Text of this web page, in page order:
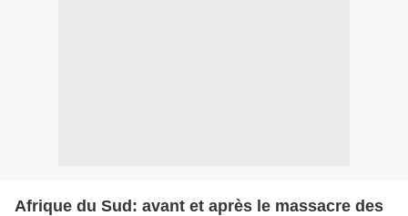
Afrique du Sud: avant et après le massacre des